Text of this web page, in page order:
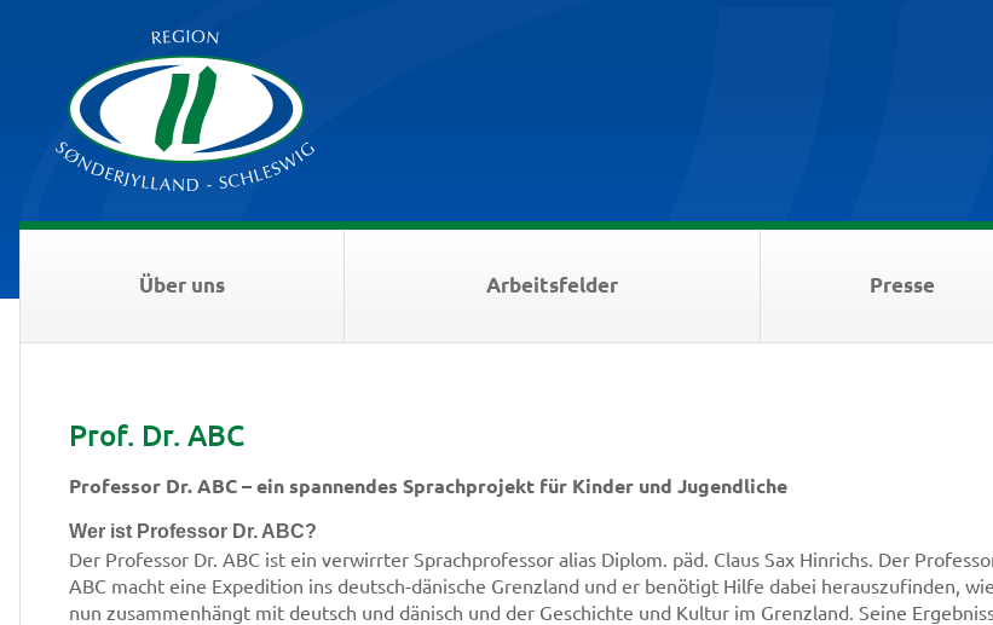
Über uns Arbeitsfelder Presse
Prof. Dr. ABC
Professor Dr. ABC – ein spannendes Sprachprojekt für Kinder und Jugendliche
Wer ist Professor Dr. ABC?
Der Professor Dr. ABC ist ein verwirrter Sprachprofessor alias Diplom. päd. Claus Sax Hinrichs. Der
ABC macht eine Expedition ins deutsch-dänische Grenzland und er benötigt Hilfe dabei herauszufinden,
nun zusammenhängt mit deutsch und dänisch und der Geschichte und Kultur im Grenzland. Seine